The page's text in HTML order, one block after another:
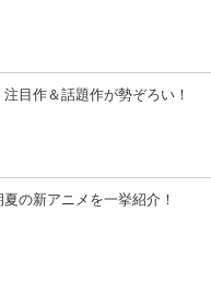
目作＆話題作が勢ぞろい！
夏の新アニメを一挙紹介！